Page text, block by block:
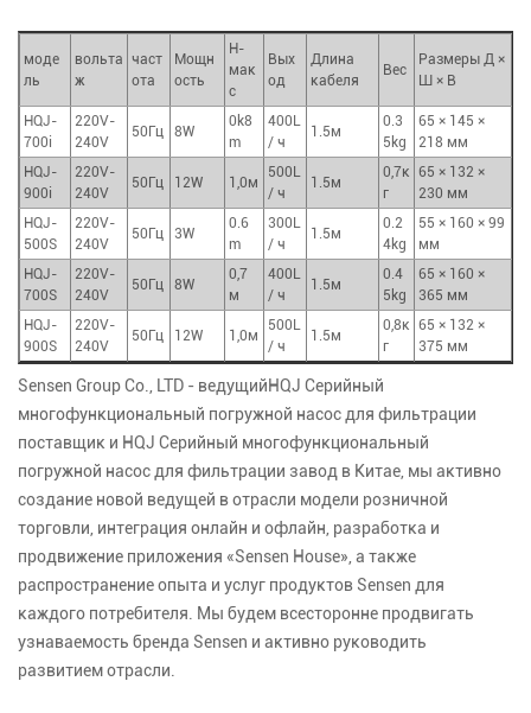
моде
ль
вольта
ж
част
ота
Мощн
ость
Н-
мак
с
Вых
од
Длина
кабеля
Вес
Размеры Д ×
Ш × В
HQJ-
700i
220V-
240V
50Гц 8W
0k8
m
400L
/ ч
1.5м
0.3
5kg
65 × 145 ×
218 мм
HQJ-
900i
220V-
240V
50Гц 12W 1,0м
500L
/ ч
1.5м
0,7к
г
65 × 132 ×
230 мм
HQJ-
500S
220V-
240V
50Гц 3W
0.6
m
300L
/ ч
1.5м
0.2
4kg
55 × 160 × 99
мм
HQJ-
700S
220V-
240V
50Гц 8W
0,7
м
400L
/ ч
1.5м
0.4
5kg
65 × 160 ×
365 мм
HQJ-
900S
220V-
240V
50Гц 12W 1,0м
500L
/ ч
1.5м
0,8к
г
65 × 132 ×
375 мм
Sensen Group Co., LTD - ведущийHQJ Серийный
многофункциональный погружной насос для фильтрации
поставщик и HQJ Серийный многофункциональный
погружной насос для фильтрации завод в Китае, мы активно
создание новой ведущей в отрасли модели розничной
торговли, интеграция онлайн и офлайн, разработка и
продвижение приложения «Sensen House», а также
распространение опыта и услуг продуктов Sensen для
каждого потребителя. Мы будем всесторонне продвигать
узнаваемость бренда Sensen и активно руководить
развитием отрасли.